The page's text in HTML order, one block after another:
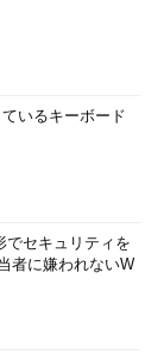
いるキーボード
でセキュリティを
者に嫌われないW